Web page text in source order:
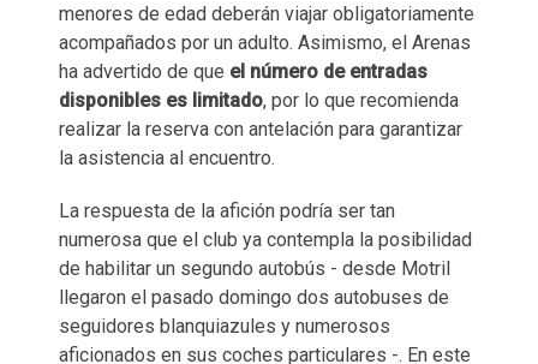
menores de edad deberán viajar obligatoriamente
acompañados por un adulto. Asimismo, el Arenas
ha advertido de que el número de entradas
disponibles es limitado, por lo que recomienda
realizar la reserva con antelación para garantizar
la asistencia al encuentro.
La respuesta de la afición podría ser tan
numerosa que el club ya contempla la posibilidad
de habilitar un segundo autobús - desde Motril
llegaron el pasado domingo dos autobuses de
seguidores blanquiazules y numerosos
aficionados en sus coches particulares -. En este